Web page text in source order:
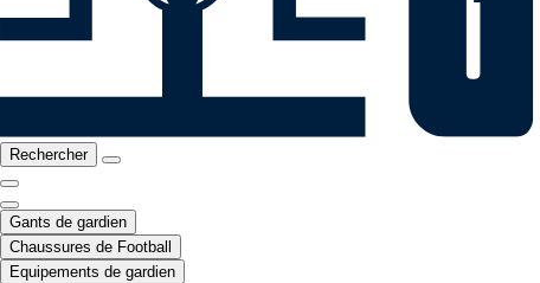
Rechercher
Gants de gardien
Chaussures de Football
Equipements de gardien